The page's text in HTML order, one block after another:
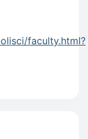
faculty.html?